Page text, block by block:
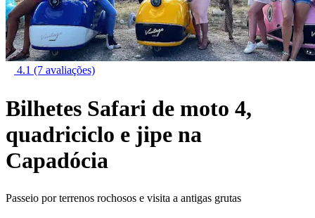
4.1 (7 avaliações)
Bilhetes Safari de moto 4,
quadriciclo e jipe na
Capadócia
Passeio por terrenos rochosos e visita a antigas grutas